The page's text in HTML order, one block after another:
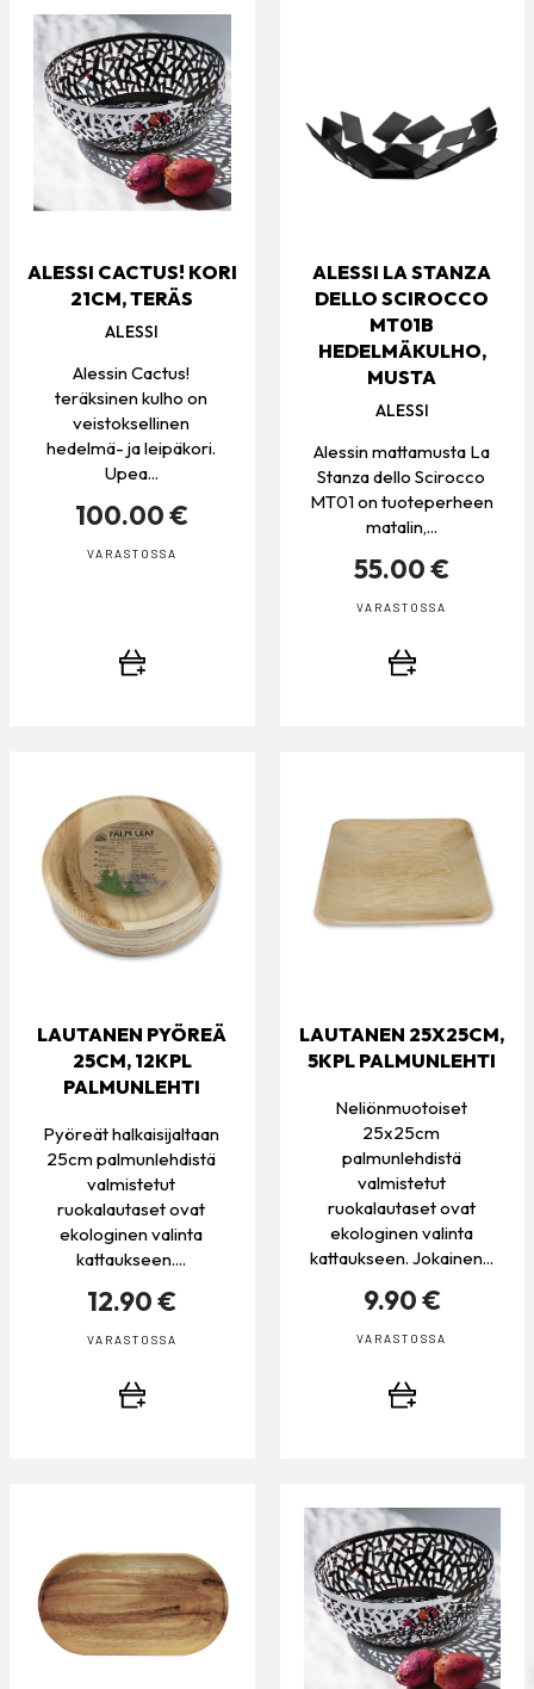
ALESSI CACTUS! KORI
21CM, TERÄS
ALESSI
Alessin Cactus!
teräksinen kulho on
veistoksellinen
hedelmä- ja leipäkori.
Upea...
100.00 €
VARASTOSSA
ALESSI LA STANZA
DELLO SCIROCCO
MT01B
HEDELMÄKULHO,
MUSTA
ALESSI
Alessin mattamusta La
Stanza dello Scirocco
MT01 on tuoteperheen
matalin,...
55.00 €
VARASTOSSA
LAUTANEN PYÖREÄ
25CM, 12KPL
PALMUNLEHTI
Pyöreät halkaisijaltaan
25cm palmunlehdistä
valmistetut
ruokalautaset ovat
ekologinen valinta
kattaukseen....
12.90 €
VARASTOSSA
LAUTANEN 25X25CM,
5KPL PALMUNLEHTI
Neliönmuotoiset
25x25cm
palmunlehdistä
valmistetut
ruokalautaset ovat
ekologinen valinta
kattaukseen. Jokainen...
9.90 €
VARASTOSSA